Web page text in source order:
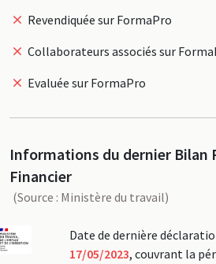
Revendiquée sur FormaPro
Collaborateurs associés sur
Evaluée sur FormaPro
Informations du dernier Bilan
Financier
(Source : Ministère du travail)
Date de dernière
17/05/2023, couvrant la